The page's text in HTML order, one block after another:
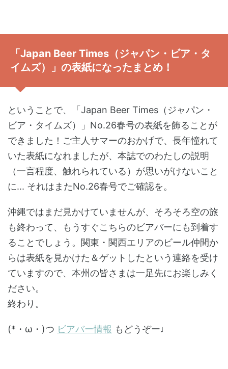
「Japan Beer Times（ジャパン・ビア・タ
イムズ）」の表紙になったまとめ！
ということで、「Japan Beer Times（ジャパン・
ビア・タイムズ）」No.26春号の表紙を飾ることが
できました！ご主人サマーのおかげで、長年憧れて
いた表紙になれましたが、本誌でのわたしの説明
（一言程度、触れられている）が思いがけないこと
に... それはまたNo.26春号でご確認を。
沖縄ではまだ見かけていませんが、そろそろ空の旅
も終わって、もうすぐこちらのビアバーにも到着す
ることでしょう。関東・関西エリアのビール仲間か
らは表紙を見かけた＆ゲットしたという連絡を受け
ていますので、本州の皆さまは一足先にお楽しみく
ださい。
終わり。
(*・ω・)つ ビアバー情報 もどうぞー♩